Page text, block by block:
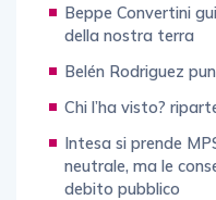
Beppe Convertini
della nostra terra
Belén Rodriguez
Chi l’ha visto?
Intesa si prende
neutrale, ma le
debito pubblico